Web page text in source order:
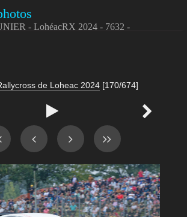
- LohéacRX 2024 - 7632 -
de Loheac 2024 [170/674]
 